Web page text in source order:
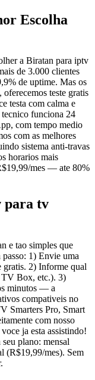
Escolha
a Biratan para iptv
de 3.000 clientes
de uptime. Mas os
teste gratis
testa com calma e
tecnico funciona 24
com tempo medio
com as melhores
sistema anti-travas
horarios mais
mes — ate 80%
para tv
e tao simples que
1) Envie uma
gratis. 2) Informe qual
TV Box, etc.). 3)
minutos — a
compativeis no
Smarters Pro, Smart
com nosso
ja esta assistindo!
plano: mensal
(R$19,99/mes). Sem